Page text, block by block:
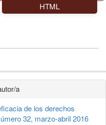
HTML
a
de los derechos
32, marzo-abril 2016